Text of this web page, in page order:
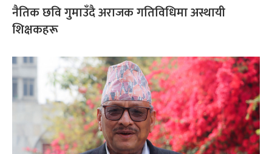
नैतिक छवि गुमाउँदै अराजक गतिविधिमा अस्थायी
शिक्षकहरू